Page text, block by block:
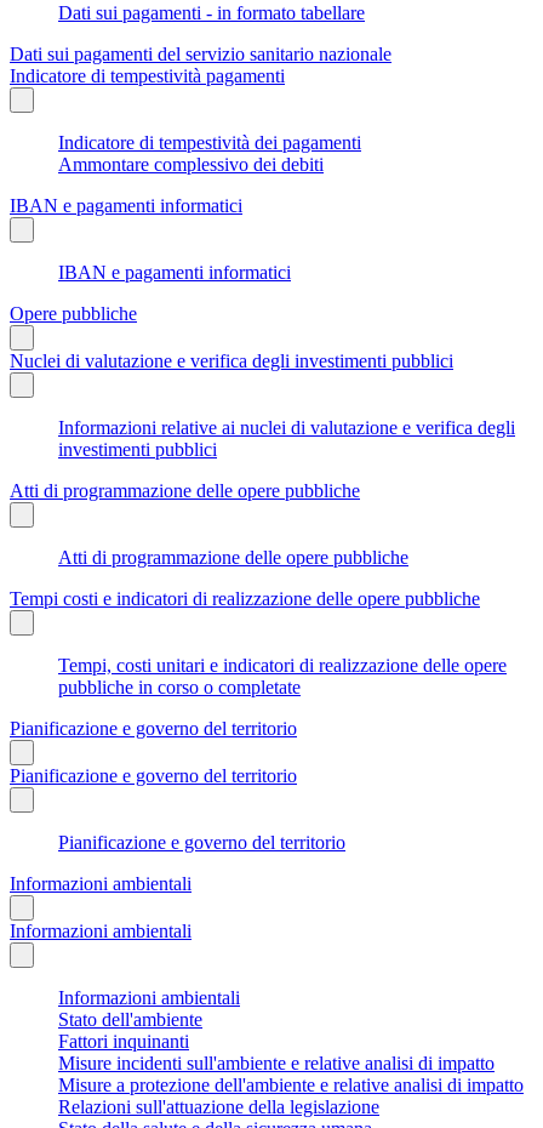
Dati sui pagamenti - in formato tabellare
Dati sui pagamenti del servizio sanitario nazionale
Indicatore di tempestività pagamenti
Indicatore di tempestività dei pagamenti
Ammontare complessivo dei debiti
IBAN e pagamenti informatici
IBAN e pagamenti informatici
Opere pubbliche
Nuclei di valutazione e verifica degli investimenti pubblici
Informazioni relative ai nuclei di valutazione e verifica degli
investimenti pubblici
Atti di programmazione delle opere pubbliche
Atti di programmazione delle opere pubbliche
Tempi costi e indicatori di realizzazione delle opere pubbliche
Tempi, costi unitari e indicatori di realizzazione delle opere
pubbliche in corso o completate
Pianificazione e governo del territorio
Pianificazione e governo del territorio
Pianificazione e governo del territorio
Informazioni ambientali
Informazioni ambientali
Informazioni ambientali
Stato dell'ambiente
Fattori inquinanti
Misure incidenti sull'ambiente e relative analisi di impatto
Misure a protezione dell'ambiente e relative analisi di impatto
Relazioni sull'attuazione della legislazione